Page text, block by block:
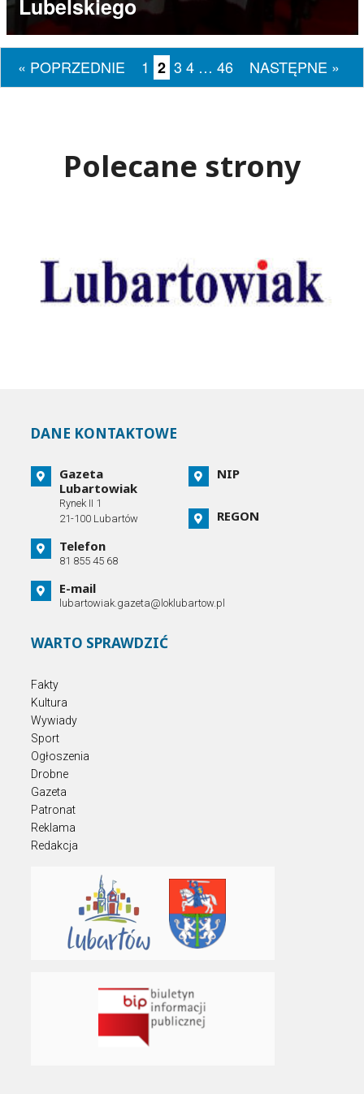
Lubelskiego
« POPRZEDNIE 1 2 3 4 … 46 NASTĘPNE »
Polecane strony
DANE KONTAKTOWE
Gazeta
Lubartowiak
Rynek II 1
21-100 Lubartów
Telefon
81 855 45 68
E-mail
lubartowiak.gazeta@loklubartow.pl
NIP
REGON
WARTO SPRAWDZIĆ
Fakty
Kultura
Wywiady
Sport
Ogłoszenia
Drobne
Gazeta
Patronat
Reklama
Redakcja